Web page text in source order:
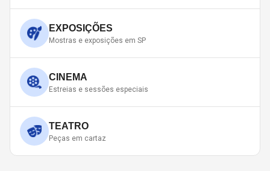
EXPOSIÇÕES
Mostras e exposições em SP
CINEMA
Estreias e sessões especiais
TEATRO
Peças em cartaz